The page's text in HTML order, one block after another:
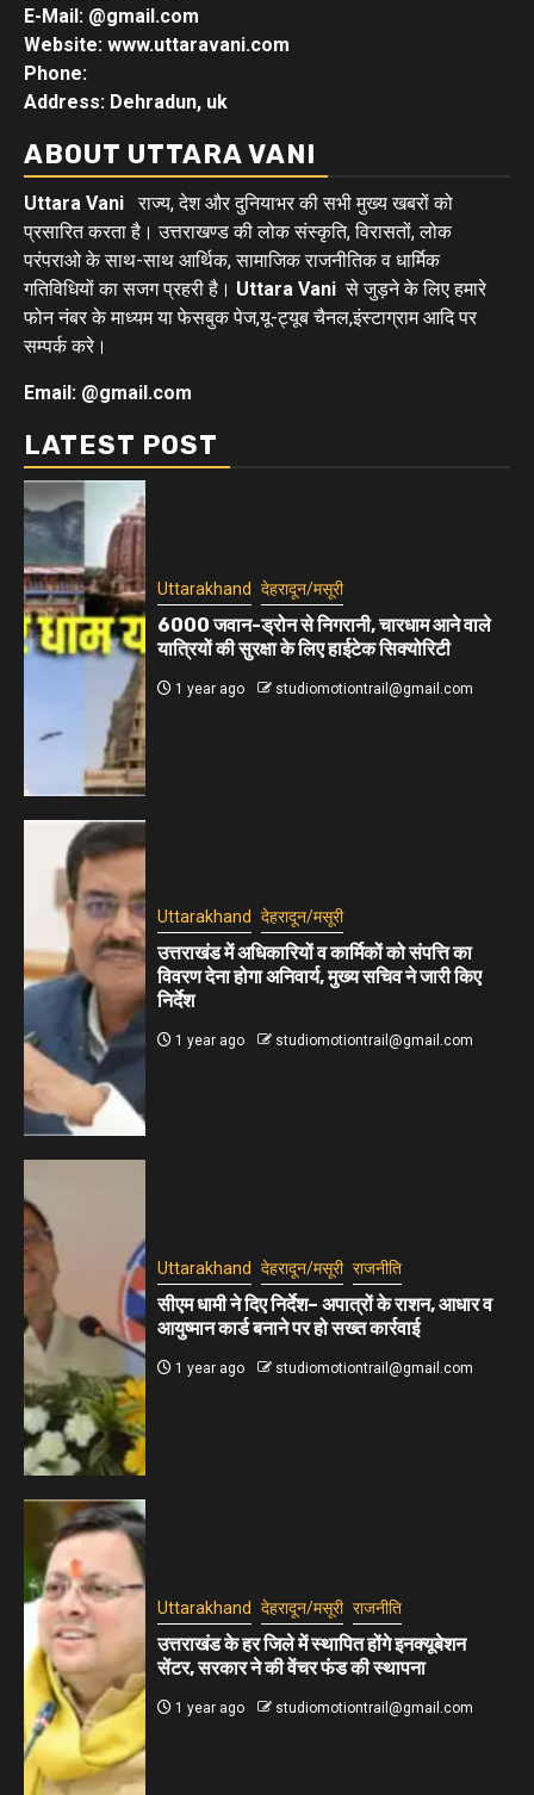
E-Mail: @gmail.com
Website: www.uttaravani.com
Phone:
Address: Dehradun, uk
ABOUT UTTARA VANI
Uttara Vani राज्य, देश और दुनियाभर की सभी मुख्य खबरों को
प्रसारित करता है। उत्तराखण्ड की लोक संस्कृति, विरासतों, लोक
परंपराओ के साथ-साथ आर्थिक, सामाजिक राजनीतिक व धार्मिक
गतिविधियों का सजग प्रहरी है। Uttara Vani से जुड़ने के लिए हमारे
फोन नंबर के माध्यम या फेसबुक पेज,यू-ट्यूब चैनल,इंस्टाग्राम आदि पर
सम्पर्क करे।
Email: @gmail.com
LATEST POST
Uttarakhand देहरादून/मसूरी
6000 जवान-ड्रोन से निगरानी, चारधाम आने वाले
यात्रियों की सुरक्षा के लिए हाईटेक सिक्योरिटी
1 year ago studiomotiontrail@gmail.com
Uttarakhand देहरादून/मसूरी
उत्तराखंड में अधिकारियों व कार्मिकों को संपत्ति का
विवरण देना होगा अनिवार्य, मुख्य सचिव ने जारी किए
निर्देश
1 year ago studiomotiontrail@gmail.com
Uttarakhand देहरादून/मसूरी राजनीति
सीएम धामी ने दिए निर्देश– अपात्रों के राशन, आधार व
आयुष्मान कार्ड बनाने पर हो सख्त कार्रवाई
1 year ago studiomotiontrail@gmail.com
Uttarakhand देहरादून/मसूरी राजनीति
उत्तराखंड के हर जिले में स्थापित होंगे इनक्यूबेशन
सेंटर, सरकार ने की वेंचर फंड की स्थापना
1 year ago studiomotiontrail@gmail.com